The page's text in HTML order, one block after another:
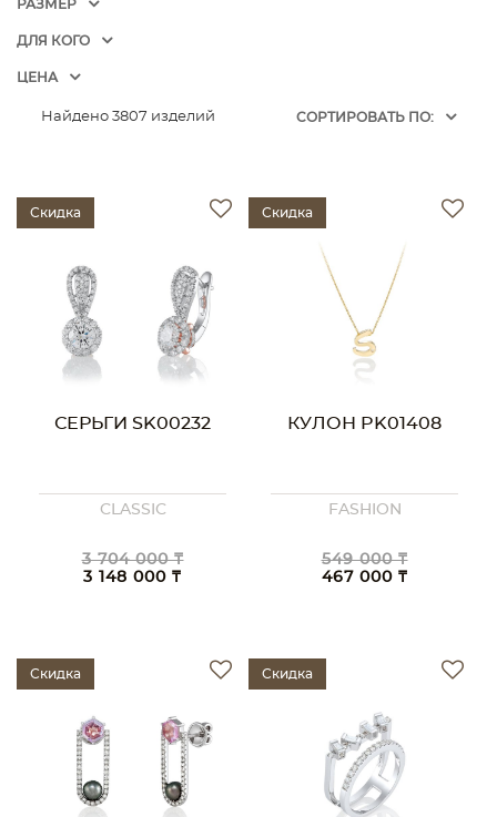
РАЗМЕР
ДЛЯ КОГО
ЦЕНА
Найдено 3807 изделий CОРТИРОВАТЬ ПО:
Скидка
СЕРЬГИ SK00232
CLASSIC
3 704 000 ₸
3 148 000 ₸
Скидка
КУЛОН PK01408
FASHION
549 000 ₸
467 000 ₸
Скидка Скидка